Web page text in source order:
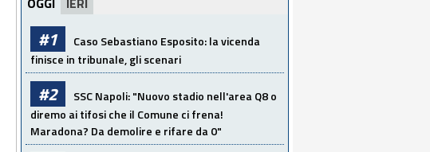
#1
Caso Sebastiano Esposito: la vicenda
finisce in tribunale, gli scenari
#2
SSC Napoli: "Nuovo stadio nell'area Q8 o
diremo ai tifosi che il Comune ci frena!
Maradona? Da demolire e rifare da 0"